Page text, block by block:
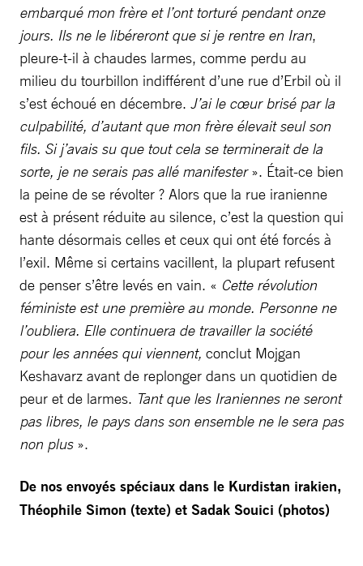
embarqué mon frère et l’ont torturé pendant onze
jours. Ils ne le libéreront que si je rentre en Iran,
pleure-t-il à chaudes larmes, comme perdu au
milieu du tourbillon indifférent d’une rue d’Erbil où il
s’est échoué en décembre. J’ai le cœur brisé par la
culpabilité, d’autant que mon frère élevait seul son
fils. Si j’avais su que tout cela se terminerait de la
sorte, je ne serais pas allé manifester». Était-ce bien
la peine de se révolter ? Alors que la rue iranienne
est à présent réduite au silence, c’est la question qui
hante désormais celles et ceux qui ont été forcés à
l’exil. Même si certains vacillent, la plupart refusent
de penser s’être levés en vain. « Cette révolution
féministe est une première au monde. Personne ne
l’oubliera. Elle continuera de travailler la société
pour les années qui viennent, conclut Mojgan
Keshavarz avant de replonger dans un quotidien de
peur et de larmes. Tant que les Iraniennes ne seront
pas libres, le pays dans son ensemble ne le sera pas
non plus».
De nos envoyés spéciaux dans le Kurdistan irakien,
Théophile Simon (texte) et Sadak Souici (photos)